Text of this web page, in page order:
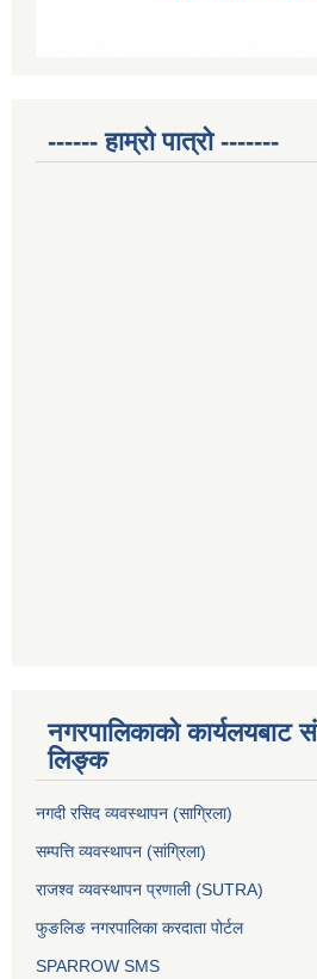
------ हाम्रो पात्रो -------
नगरपालिकाको कार्यलयबाट
लिङ्क
नगदी रसिद व्यवस्थापन (साग्रिला)
सम्पत्ति व्यवस्थापन (सांग्रिला)
राजश्व व्यवस्थापन प्रणाली (SUTRA)
फुङलिङ नगरपालिका करदाता पोर्टल
SPARROW SMS